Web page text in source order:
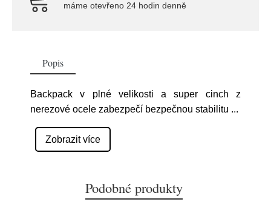
máme otevřeno 24 hodin denně
Popis
Backpack v plné velikosti a super cinch z
nerezové ocele zabezpečí bezpečnou stabilitu ...
Zobrazit více
Podobné produkty